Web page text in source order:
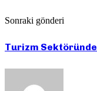
Sonraki gönderi
Turizm